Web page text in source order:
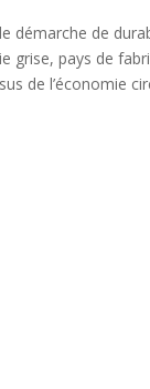
démarche de
grise, pays de
de l’économie